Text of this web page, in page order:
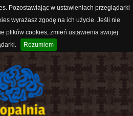
Pozostawiając w ustawieniach przeglądarki
wyrażasz zgodę na ich użycie. Jeśli nie
plików cookies, zmień ustawienia swojej
Rozumiem